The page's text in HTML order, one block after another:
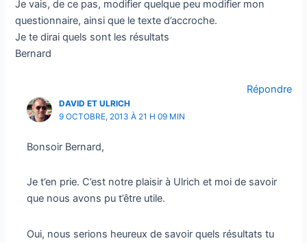
Je vais, de ce pas, modifier quelque peu modifier mon
questionnaire, ainsi que le texte d’accroche.
Je te dirai quels sont les résultats
Bernard
Répondre
DAVID ET ULRICH
9 OCTOBRE, 2013 À 21 H 09 MIN
Bonsoir Bernard,
Je t’en prie. C’est notre plaisir à Ulrich et moi de savoir
que nous avons pu t’être utile.
Oui, nous serions heureux de savoir quels résultats tu